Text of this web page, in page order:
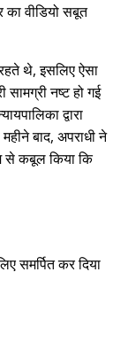
का वीडियो सबूत
थे, इसलिए ऐसा
नष्ट हो गई
द्वारा
बाद, अपराधी ने
से कबूल किया कि
समर्पित कर दिया